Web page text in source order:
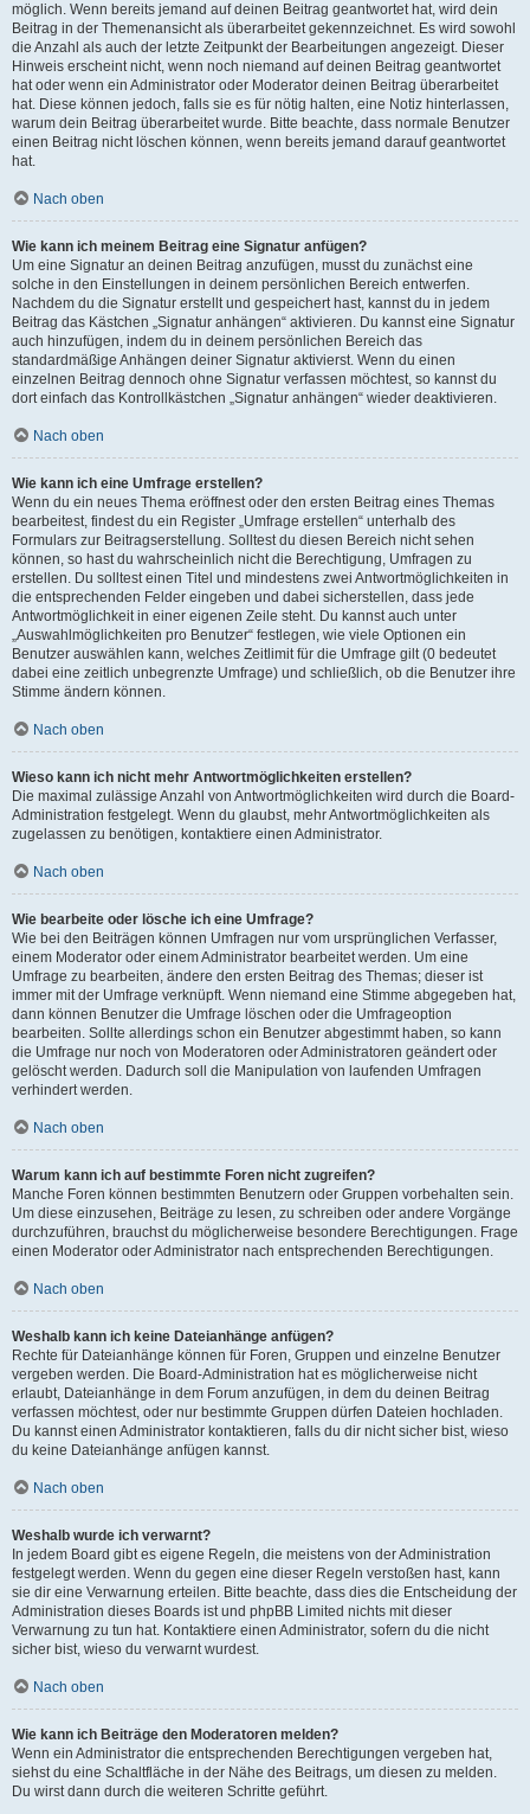
möglich. Wenn bereits jemand auf deinen Beitrag geantwortet hat, wird dein
Beitrag in der Themenansicht als überarbeitet gekennzeichnet. Es wird sowohl
die Anzahl als auch der letzte Zeitpunkt der Bearbeitungen angezeigt. Dieser
Hinweis erscheint nicht, wenn noch niemand auf deinen Beitrag geantwortet
hat oder wenn ein Administrator oder Moderator deinen Beitrag überarbeitet
hat. Diese können jedoch, falls sie es für nötig halten, eine Notiz hinterlassen,
warum dein Beitrag überarbeitet wurde. Bitte beachte, dass normale Benutzer
einen Beitrag nicht löschen können, wenn bereits jemand darauf geantwortet
hat.
Nach oben
Wie kann ich meinem Beitrag eine Signatur anfügen?
Um eine Signatur an deinen Beitrag anzufügen, musst du zunächst eine
solche in den Einstellungen in deinem persönlichen Bereich entwerfen.
Nachdem du die Signatur erstellt und gespeichert hast, kannst du in jedem
Beitrag das Kästchen „Signatur anhängen“ aktivieren. Du kannst eine Signatur
auch hinzufügen, indem du in deinem persönlichen Bereich das
standardmäßige Anhängen deiner Signatur aktivierst. Wenn du einen
einzelnen Beitrag dennoch ohne Signatur verfassen möchtest, so kannst du
dort einfach das Kontrollkästchen „Signatur anhängen“ wieder deaktivieren.
Nach oben
Wie kann ich eine Umfrage erstellen?
Wenn du ein neues Thema eröffnest oder den ersten Beitrag eines Themas
bearbeitest, findest du ein Register „Umfrage erstellen“ unterhalb des
Formulars zur Beitragserstellung. Solltest du diesen Bereich nicht sehen
können, so hast du wahrscheinlich nicht die Berechtigung, Umfragen zu
erstellen. Du solltest einen Titel und mindestens zwei Antwortmöglichkeiten in
die entsprechenden Felder eingeben und dabei sicherstellen, dass jede
Antwortmöglichkeit in einer eigenen Zeile steht. Du kannst auch unter
„Auswahlmöglichkeiten pro Benutzer“ festlegen, wie viele Optionen ein
Benutzer auswählen kann, welches Zeitlimit für die Umfrage gilt (0 bedeutet
dabei eine zeitlich unbegrenzte Umfrage) und schließlich, ob die Benutzer ihre
Stimme ändern können.
Nach oben
Wieso kann ich nicht mehr Antwortmöglichkeiten erstellen?
Die maximal zulässige Anzahl von Antwortmöglichkeiten wird durch die Board-
Administration festgelegt. Wenn du glaubst, mehr Antwortmöglichkeiten als
zugelassen zu benötigen, kontaktiere einen Administrator.
Nach oben
Wie bearbeite oder lösche ich eine Umfrage?
Wie bei den Beiträgen können Umfragen nur vom ursprünglichen Verfasser,
einem Moderator oder einem Administrator bearbeitet werden. Um eine
Umfrage zu bearbeiten, ändere den ersten Beitrag des Themas; dieser ist
immer mit der Umfrage verknüpft. Wenn niemand eine Stimme abgegeben hat,
dann können Benutzer die Umfrage löschen oder die Umfrageoption
bearbeiten. Sollte allerdings schon ein Benutzer abgestimmt haben, so kann
die Umfrage nur noch von Moderatoren oder Administratoren geändert oder
gelöscht werden. Dadurch soll die Manipulation von laufenden Umfragen
verhindert werden.
Nach oben
Warum kann ich auf bestimmte Foren nicht zugreifen?
Manche Foren können bestimmten Benutzern oder Gruppen vorbehalten sein.
Um diese einzusehen, Beiträge zu lesen, zu schreiben oder andere Vorgänge
durchzuführen, brauchst du möglicherweise besondere Berechtigungen. Frage
einen Moderator oder Administrator nach entsprechenden Berechtigungen.
Nach oben
Weshalb kann ich keine Dateianhänge anfügen?
Rechte für Dateianhänge können für Foren, Gruppen und einzelne Benutzer
vergeben werden. Die Board-Administration hat es möglicherweise nicht
erlaubt, Dateianhänge in dem Forum anzufügen, in dem du deinen Beitrag
verfassen möchtest, oder nur bestimmte Gruppen dürfen Dateien hochladen.
Du kannst einen Administrator kontaktieren, falls du dir nicht sicher bist, wieso
du keine Dateianhänge anfügen kannst.
Nach oben
Weshalb wurde ich verwarnt?
In jedem Board gibt es eigene Regeln, die meistens von der Administration
festgelegt werden. Wenn du gegen eine dieser Regeln verstoßen hast, kann
sie dir eine Verwarnung erteilen. Bitte beachte, dass dies die Entscheidung der
Administration dieses Boards ist und phpBB Limited nichts mit dieser
Verwarnung zu tun hat. Kontaktiere einen Administrator, sofern du die nicht
sicher bist, wieso du verwarnt wurdest.
Nach oben
Wie kann ich Beiträge den Moderatoren melden?
Wenn ein Administrator die entsprechenden Berechtigungen vergeben hat,
siehst du eine Schaltfläche in der Nähe des Beitrags, um diesen zu melden.
Du wirst dann durch die weiteren Schritte geführt.